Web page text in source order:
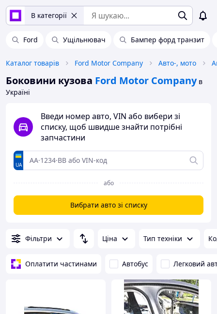
В категорії
Ford Ущільнювач Бампер форд транзит
Каталог товарів Ford Motor Company Авто-, мото
Боковини кузова Ford Motor Company в
Україні
Введи номер авто, VIN або вибери зі
списку, щоб швидше знайти потрібні
запчастини
UA
або
Вибрати авто зі списку
Фільтри Ціна Тип техніки
Оплатити частинами Автобус Легковий